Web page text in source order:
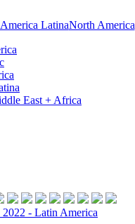
America LatinaNorth America
East + Africa